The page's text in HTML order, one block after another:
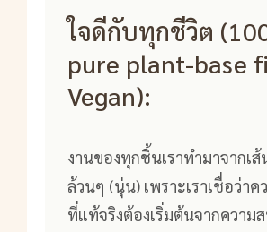
ใจดีกับทุกชีวิต
pure plant-base
Vegan):
งานของทุกชิ้นเราทำมาจากเ
ล้วนๆ (นุ่น) เพราะเราเชื่อว่าค
ที่แท้จริงต้องเริ่มต้นจากความ